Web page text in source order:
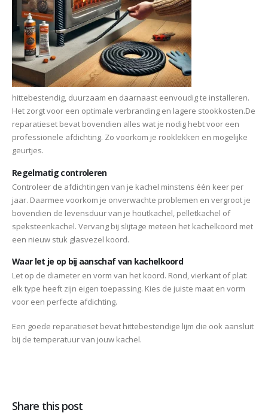
hittebestendig, duurzaam en daarnaast eenvoudig te installeren.
Het zorgt voor een optimale verbranding en lagere stookkosten.De
reparatieset bevat bovendien alles wat je nodig hebt voor een
professionele afdichting. Zo voorkom je rooklekken en mogelijke
geurtjes.
Regelmatig controleren
Controleer de afdichtingen van je kachel minstens één keer per
jaar. Daarmee voorkom je onverwachte problemen en vergroot je
bovendien de levensduur van je houtkachel, pelletkachel of
speksteenkachel. Vervang bij slijtage meteen het kachelkoord met
een nieuw stuk glasvezel koord.
Waar let je op bij aanschaf van kachelkoord
Let op de diameter en vorm van het koord. Rond, vierkant of plat:
elk type heeft zijn eigen toepassing. Kies de juiste maat en vorm
voor een perfecte afdichting.
Een goede reparatieset bevat hittebestendige lijm die ook aansluit
bij de temperatuur van jouw kachel.
Share this post